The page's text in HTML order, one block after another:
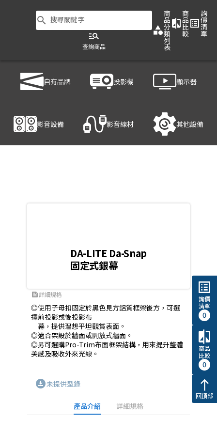
search 搜尋關鍵字
manage_search
查詢商品
category
商
品
分
類
列
表
compare
商
品
比
較
list_alt
詢
價
清
單
自有品牌 投影機 顯示器
影音設備 影音線材 其他設備
產品細節
DA-LITE Da-Snap
固定式銀幕
feed詳細規格
◎使用子母扣固定於黑色見方鋁質框架後方，可選
擇前投影或後投影布
幕，提供理想平坦觀賞表面。
◎適合架設於牆面或開放式牆面。
◎另可選購Pro-Trim布面框架結構，用來提升整體
美感及吸收外來光線。
download_for_offline未提供型錄
產品介紹 詳細規格
list_alt
詢價
清單
0
compare
商品
比較
0
north
回頂部